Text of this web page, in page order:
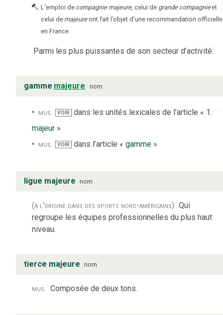
L’emploi de compagnie majeure, celui de grande compagnieet
celui de majeureont fait l’objet d’une recommandation officielle
en France.
Parmi les plus puissantes de son secteur d’activité.
gamme majeure nom
mus. VOIR dans les unités lexicales de l’article « 1.
majeur »
mus.
VOIR dans l’article « gamme»
ligue majeure nom
(à l'origine dans des sports nord-américains) Qui
regroupe les équipes professionnelles du plus haut
niveau.
tierce majeure nom
mus. Composée de deux tons.